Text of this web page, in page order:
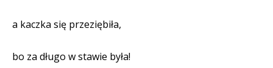
a kaczka się przeziębiła,
bo za długo w stawie była!